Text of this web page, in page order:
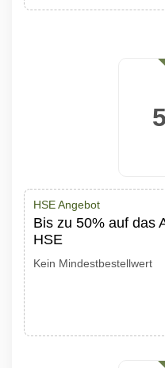
HSE Angebot
Bis zu 50% auf das
HSE
Kein Mindestbestellwert